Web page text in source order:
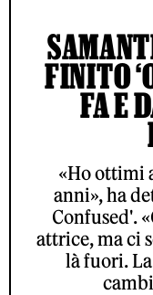
FINITO
FA E
«Ho ottimi
anni», ha
Confused'.
attrice, ma ci
là fuori.